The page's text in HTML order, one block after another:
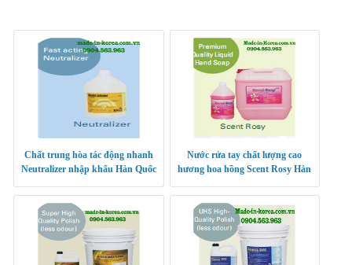
Chất trung hòa tác động nhanh
Neutralizer nhập khẩu Hàn Quốc
Nước rửa tay chất lượng cao
hương hoa hồng Scent Rosy Hàn